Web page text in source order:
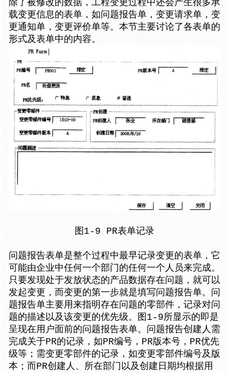
除了被修改的数据，工程变更过程中还会产生很多承
载变更信息的表单，如问题报告单，变更请求单，变
更通知单，变更评价单等。本节主要讨论了各表单的
形式及表单中的内容。
图1-9 PR表单记录
问题报告表单是整个过程中最早记录变更的表单，它
可能由企业中任何一个部门的任何一个人员来完成。
只要发现处于发放状态的产品数据存在问题，就可以
发起变更，而变更的第一步就是填写问题报告单。问
题报告单主要用来指明存在问题的零部件，记录对问
题的描述以及该变更的优先级。图1-9所显示的即是
呈现在用户面前的问题报告表单。问题报告创建人需
完成关于PR的记录，如PR编号，PR版本号，PR优先
级等；需变更零部件的记录，如变更零部件编号及版
本；而PR创建人、所在部门以及创建日期均根据用